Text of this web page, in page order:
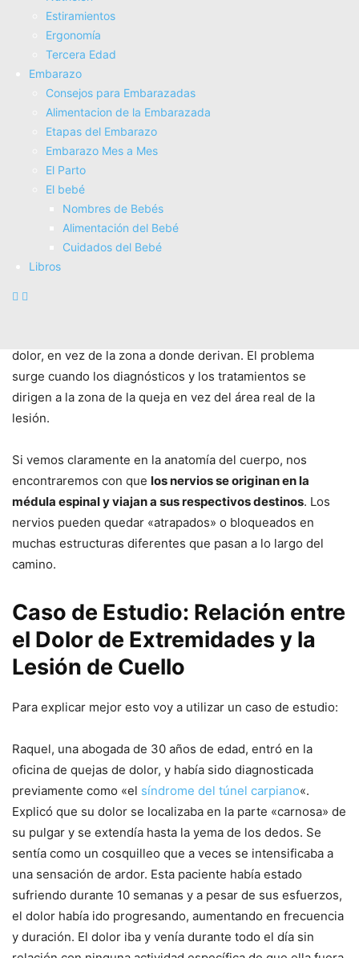
Estiramientos
Ergonomí­a
Tercera Edad
Embarazo
Consejos para Embarazadas
Alimentacion de la Embarazada
Etapas del Embarazo
Embarazo Mes a Mes
El Parto
El bebé
Nombres de Bebés
Alimentación del Bebé
Cuidados del Bebé
Libros
Las personas que sufren de este tipo de lesiones pueden
aparecer con quejas que pueden incluir:
entumecimiento,
hormigueo,
ardor,
dolor
sensaciones de alfileres y agujas en una o más de las
siguientes áreas: los hombros, deltoides, bíceps,
tríceps, antebrazos, muñecas, palmas, pulgares, toda la
mano o cualquiera de los dedos.
A menudo las sensaciones que un individuo está
experimentando
dolor, en vez de la zona a donde derivan. El problema
surge cuando los diagnósticos y los tratamientos se
dirigen a la zona de la queja en vez del área real de la
lesión.
Si vemos claramente en la anatomía del cuerpo, nos
encontraremos con que los nervios se originan en la
médula espinal y viajan a sus respectivos destinos. Los
nervios pueden quedar «atrapados» o bloqueados en
muchas estructuras diferentes que pasan a lo largo del
camino.
Caso de Estudio: Relación entre
el Dolor de Extremidades y la
Lesión de Cuello
Para explicar mejor esto voy a utilizar un caso de estudio:
Raquel, una abogada de 30 años de edad, entró en la
oficina de quejas de dolor, y había sido diagnosticada
previamente como «el síndrome del túnel carpiano«.
Explicó que su dolor se localizaba en la parte «carnosa» de
su pulgar y se extendía hasta la yema de los dedos. Se
sentía como un cosquilleo que a veces se intensificaba a
una sensación de ardor. Esta paciente había estado
sufriendo durante 10 semanas y a pesar de sus esfuerzos,
el dolor había ido progresando, aumentando en frecuencia
y duración. El dolor iba y venía durante todo el día sin